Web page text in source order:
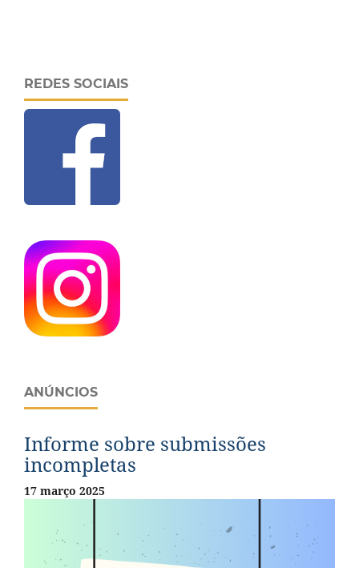
REDES SOCIAIS
ANÚNCIOS
Informe sobre submissões
incompletas
17 março 2025